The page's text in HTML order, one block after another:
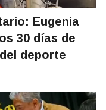
Eugenia
30 días de
deporte